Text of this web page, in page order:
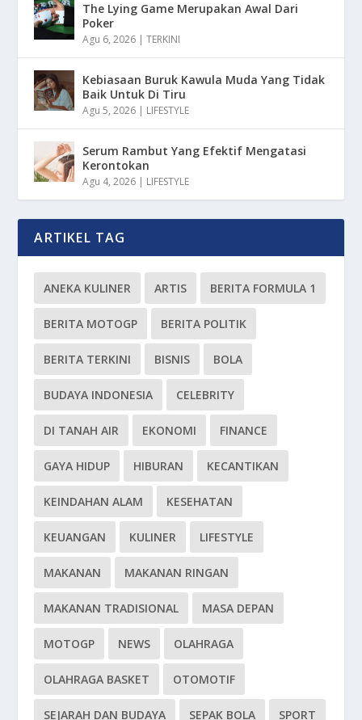
The Lying Game Merupakan Awal Dari
Poker
Agu 6, 2026 |TERKINI
Kebiasaan Buruk Kawula Muda Yang Tidak
Baik Untuk Di Tiru
Agu 5, 2026 | LIFESTYLE
Serum Rambut Yang Efektif Mengatasi
Kerontokan
Agu 4, 2026 | LIFESTYLE
ARTIKEL TAG
ANEKA KULINER ARTIS BERITA FORMULA 1
BERITA MOTOGP BERITA POLITIK
BERITA TERKINI BISNIS BOLA
BUDAYA INDONESIA CELEBRITY
DI TANAH AIR EKONOMI FINANCE
GAYA HIDUP HIBURAN KECANTIKAN
KEINDAHAN ALAM KESEHATAN
KEUANGAN KULINER LIFESTYLE
MAKANAN MAKANAN RINGAN
MAKANAN TRADISIONAL MASA DEPAN
MOTOGP NEWS OLAHRAGA
OLAHRAGA BASKET OTOMOTIF
SEJARAH DAN BUDAYA SEPAK BOLA SPORT